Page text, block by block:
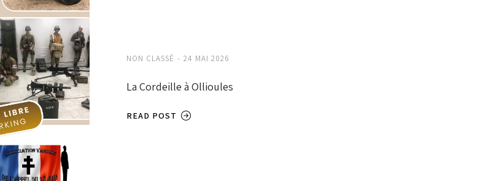
NON CLASSÉ 24 MAI 2026
La Cordeille à Ollioules
READ POST